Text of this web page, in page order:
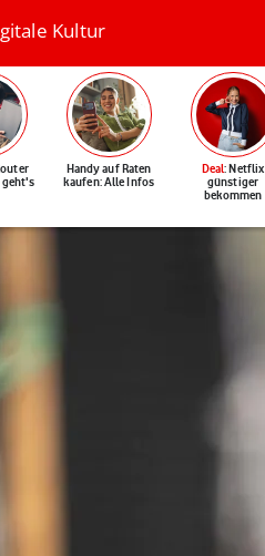
Kultur
geht's
Handy auf Raten
kaufen: Alle Infos
Deal: Netflix
günstiger
bekommen